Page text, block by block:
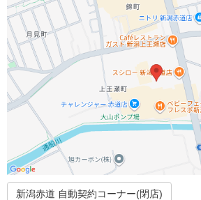
新潟赤道 自動契約コーナー(閉店)